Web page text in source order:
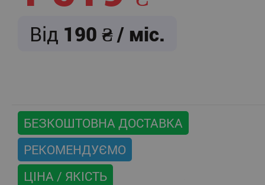
Від 190 / міс.
БЕЗКОШТОВНА ДОСТАВКА
РЕКОМЕНДУЄМО
ЦІНА / ЯКІСТЬ